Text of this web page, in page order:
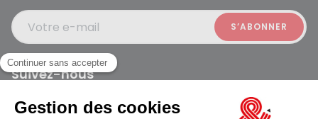
Votre e-mail
Suivez-nous